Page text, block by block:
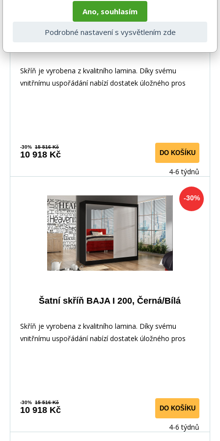
Skříň je vyrobena z kvalitního lamina. Díky svému
vnitřnímu uspořádání nabízí dostatek úložného pros
-30% 15 516 Kč
10 918 Kč DO KOŠÍKU
4-6 týdnů
-30%
Šatní skříň BAJA I 200, Černá/Bílá
Skříň je vyrobena z kvalitního lamina. Díky svému
vnitřnímu uspořádání nabízí dostatek úložného pros
-30% 15 516 Kč
10 918 Kč DO KOŠÍKU
4-6 týdnů
Ano, souhlasím
Podrobné nastavení s vysvětlením zde